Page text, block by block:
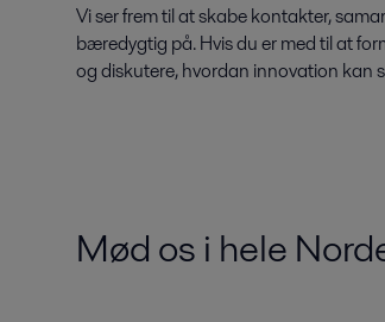
Vi ser frem til at skabe kontakter,
bæredygtig på. Hvis du er med til at
og diskutere, hvordan innovation kan
Mød os i hele